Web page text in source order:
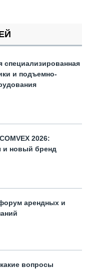
специализированная
и подъемно-
2026:
и новый бренд
арендных и
вопросы